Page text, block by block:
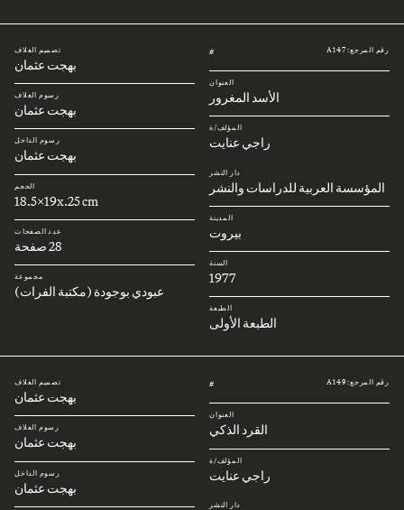
رقم المرجع: A147 #
العنوان
الأسد المغرور
المؤلف/ة
راجي عنايت
دار النشر
المؤسسة العربية للدراسات والنشر
المدينة
بيروت
السنة
1977
الطبعة
الطبعة الأولى
تصميم الغلاف
بهجت عثمان
رسوم الغلاف
بهجت عثمان
رسوم الداخل
بهجت عثمان
الحجم
18.5x19x.25 cm
عدد الصفحات
28 صفحة
مجموعة
عبودي بوجودة (مكتبة الفرات)
رقم المرجع: A149 #
العنوان
القرد الذكي
المؤلف/ة
راجي عنايت
دار النشر
تصميم الغلاف
بهجت عثمان
رسوم الغلاف
بهجت عثمان
رسوم الداخل
بهجت عثمان